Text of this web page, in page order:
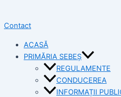
Contact
ACASĂ
PRIMĂRIA SEBEȘ
REGULAMENTE
CONDUCEREA
INFORMAȚII